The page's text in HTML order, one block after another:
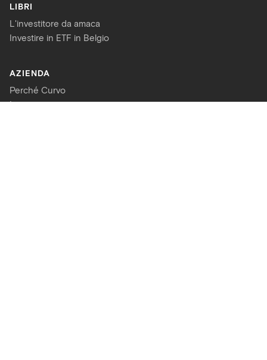
LIBRI
L'investitore da amaca
Investire in ETF in Belgio
AZIENDA
Perché Curvo
I numeri